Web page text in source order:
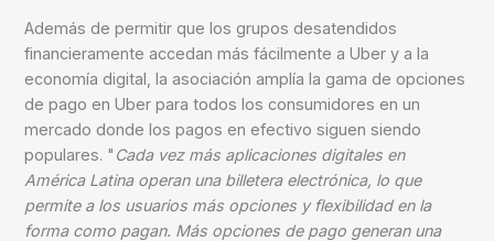
Además de permitir que los grupos desatendidos
financieramente accedan más fácilmente a Uber y a la
economía digital, la asociación amplía la gama de opciones
de pago en Uber para todos los consumidores en un
mercado donde los pagos en efectivo siguen siendo
populares. " Cada vez más aplicaciones digitales en
América Latina operan una billetera electrónica, lo que
permite a los usuarios más opciones y flexibilidad en la
forma como pagan. Más opciones de pago generan una